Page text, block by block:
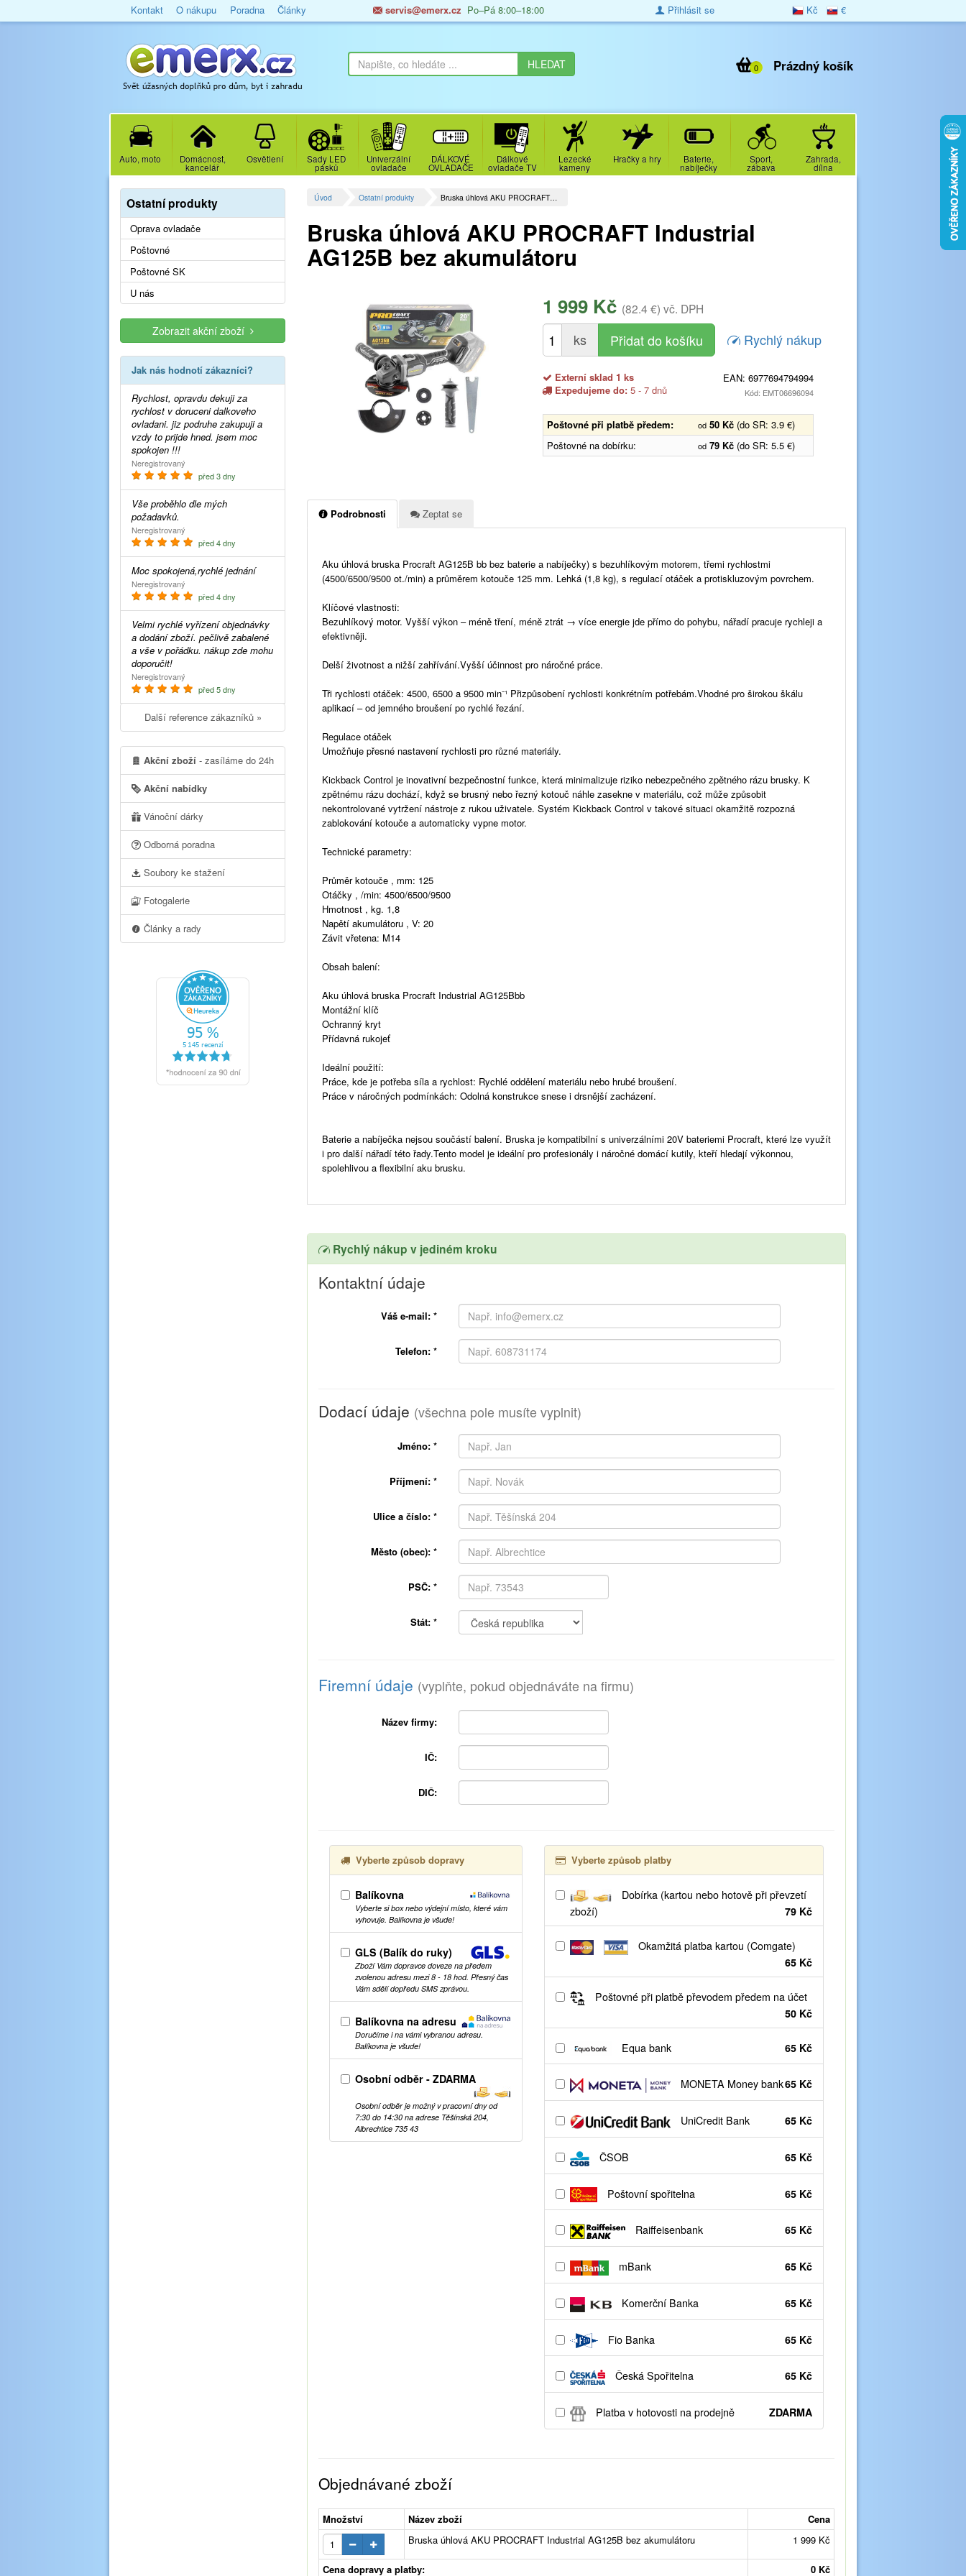
Kontakt O nákupu Poradna Články servis@emerx.cz Po–Pá 8:00–18:00 Kč €
Přihlásit se
Prázdný košík
0
Auto, moto Domácnost,
kancelář
Osvětlení Sady LED
pásků
Univerzální
ovladače
DÁLKOVÉ
OVLADAČE
Dálkové
ovladače TV
Lezecké
kameny
Hračky a hry Baterie,
nabíječky
Sport,
zábava
Zahrada,
dílna
Úvod Ostatní produkty Bruska úhlová AKU PROCRAFT…
Bruska úhlová AKU PROCRAFT Industrial
AG125B bez akumulátoru
1 999 Kč (82.4 €) vč. DPH
ks Rychlý nákup
Externí sklad 1 ks
Expedujeme do:5 - 7 dnů
EAN: 6977694794994
Kód: EMT06696094
Poštovné při platbě předem: od 50 Kč (do SR: 3.9 €)
Poštovné na dobírku:
od 79 Kč (do SR: 5.5 €)
Podrobnosti Zeptat se
Aku úhlová bruska Procraft AG125B bb bez baterie a nabíječky) s bezuhlíkovým motorem, třemi rychlostmi
(4500/6500/9500 ot./min) a průměrem kotouče 125 mm. Lehká (1,8 kg), s regulací otáček a protiskluzovým povrchem.
Klíčové vlastnosti:
Bezuhlíkový motor. Vyšší výkon – méně tření, méně ztrát → více energie jde přímo do pohybu, nářadí pracuje rychleji a
efektivněji.
Delší životnost a nižší zahřívání.Vyšší účinnost pro náročné práce.
Tři rychlosti otáček: 4500, 6500 a 9500 min⁻¹ Přizpůsobení rychlosti konkrétním potřebám.Vhodné pro širokou škálu
aplikací – od jemného broušení po rychlé řezání.
Regulace otáček
Umožňuje přesné nastavení rychlosti pro různé materiály.
Kickback Control je inovativní bezpečnostní funkce, která minimalizuje riziko nebezpečného zpětného rázu brusky. K
zpětnému rázu dochází, když se brusný nebo řezný kotouč náhle zasekne v materiálu, což může způsobit
nekontrolované vytržení nástroje z rukou uživatele. Systém Kickback Control v takové situaci okamžitě rozpozná
zablokování kotouče a automaticky vypne motor.
Technické parametry:
Průměr kotouče , mm: 125
Otáčky , /min: 4500/6500/9500
Hmotnost , kg. 1,8
Napětí akumulátoru , V: 20
Závit vřetena: M14
Obsah balení:
Aku úhlová bruska Procraft Industrial AG125Bbb
Montážní klíč
Ochranný kryt
Přídavná rukojeť
Ideální použití:
Práce, kde je potřeba síla a rychlost: Rychlé oddělení materiálu nebo hrubé broušení.
Práce v náročných podmínkách: Odolná konstrukce snese i drsnější zacházení.
Baterie a nabíječka nejsou součástí balení. Bruska je kompatibilní s univerzálními 20V bateriemi Procraft, které lze využít
i pro další nářadí této řady.Tento model je ideální pro profesionály i náročné domácí kutily, kteří hledají výkonnou,
spolehlivou a flexibilní aku brusku.
Rychlý nákup v jediném kroku
Kontaktní údaje
Váš e-mail: *
Telefon: *
Dodací údaje (všechna pole musíte vyplnit)
Jméno: *
Příjmení: *
Ulice a číslo: *
Město (obec): *
PSČ: *
Stát: *
Firemní údaje (vyplňte, pokud objednáváte na firmu)
Název firmy:
IČ:
DIČ:
Vyberte způsob dopravy
Balíkovna
Vyberte si box nebo výdejní místo, které vám
vyhovuje. Balíkovna je všude!
GLS (Balík do ruky)
Zboží Vám dopravce doveze na předem
zvolenou adresu mezi 8 - 18 hod. Přesný čas
Vám sdělí dopředu SMS zprávou.
Balíkovna na adresu
Doručíme i na vámi vybranou adresu.
Balíkovna je všude!
Osobní odběr - ZDARMA
Osobní odběr je možný v pracovní dny od
7:30 do 14:30 na adrese Těšínská 204,
Albrechtice 735 43
Vyberte způsob platby
Dobírka (kartou nebo hotově při převzetí
zboží)
79 Kč
Okamžitá platba kartou (Comgate)
65 Kč
Poštovné při platbě převodem předem na účet
50 Kč
Equa bank 65 Kč
MONETA Money bank65 Kč
UniCredit Bank 65 Kč
ČSOB 65 Kč
Poštovní spořitelna 65 Kč
Raiffeisenbank 65 Kč
mBank 65 Kč
Komerční Banka 65 Kč
Fio Banka 65 Kč
Česká Spořitelna 65 Kč
Platba v hotovosti na prodejně ZDARMA
Objednávané zboží
Množství Název zboží
Cena
Bruska úhlová AKU PROCRAFT Industrial AG125B bez akumulátoru
1 999 Kč
Cena dopravy a platby: 0 Kč
Ostatní produkty
Oprava ovladače
Poštovné
Poštovné SK
U nás
Zobrazit akční zboží
Jak nás hodnotí zákazníci?
Rychlost, opravdu dekuji za
rychlost v doruceni dalkoveho
ovladani. jiz podruhe zakupuji a
vzdy to prijde hned. jsem moc
spokojen !!!
Neregistrovaný
před 3 dny
Vše proběhlo dle mých
požadavků.
Neregistrovaný
před 4 dny
Moc spokojená,rychlé jednání
Neregistrovaný
před 4 dny
Velmi rychlé vyřízení objednávky
a dodání zboží. pečlivě zabalené
a vše v pořádku. nákup zde mohu
doporučit!
Neregistrovaný
před 5 dny
Další reference zákazníků »
Akční zboží - zasíláme do 24h
Akční nabídky
Vánoční dárky
Odborná poradna
Soubory ke stažení
Fotogalerie
Články a rady